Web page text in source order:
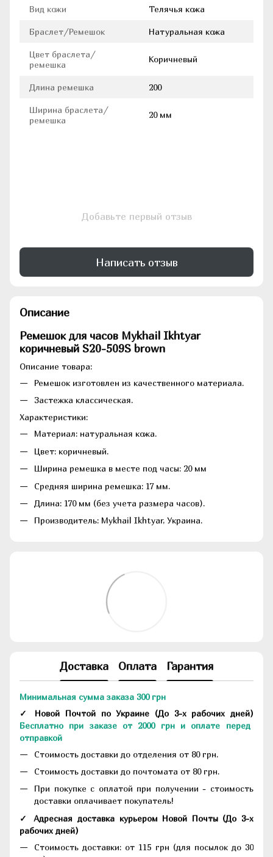
Вид кожи Телячья кожа
Браслет/Ремешок Натуральная кожа
Цвет браслета/
ремешка
Коричневый
Длина ремешка 200
Ширина браслета/
ремешка
20 мм
Добавьте первый отзыв
Написать отзыв
Описание
Ремешок для часов Mykhail Ikhtyar
коричневый S20-509S brown
Описание товара:
Ремешок изготовлен из качественного материала.
Застежка классическая.
Характеристики:
Материал: натуральная кожа.
Цвет: коричневый.
Ширина ремешка в месте под часы: 20 мм
Средняя ширина ремешка: 17 мм.
Длина: 170 мм (без учета размера часов).
Производитель: Mykhail Ikhtyar, Украина.
Доставка Оплата Гарантия
Минимальная сумма заказа 300 грн
✓ Новой Почтой по Украине (До 3-х рабочих дней)
Бесплатно при заказе от 2000 грн и оплате перед
отправкой
Стоимость доставки до отделения от 80 грн.
Стоимость доставки до почтомата от 80 грн.
При покупке с оплатой при получении - стоимость
доставки оплачивает покупатель!
✓ Адресная доставка курьером Новой Почты (До 3-х
рабочих дней)
Стоимость доставки: от 115 грн (для посылок до 30